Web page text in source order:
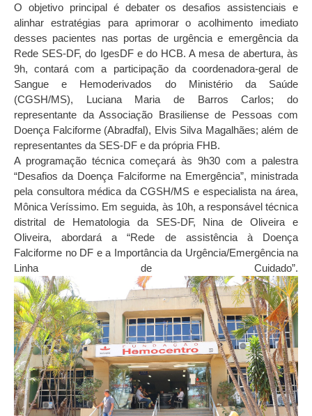
O objetivo principal é debater os desafios assistenciais e
alinhar estratégias para aprimorar o acolhimento imediato
desses pacientes nas portas de urgência e emergência da
Rede SES-DF, do IgesDF e do HCB. A mesa de abertura, às
9h, contará com a participação da coordenadora-geral de
Sangue e Hemoderivados do Ministério da Saúde
(CGSH/MS), Luciana Maria de Barros Carlos; do
representante da Associação Brasiliense de Pessoas com
Doença Falciforme (Abradfal), Elvis Silva Magalhães; além de
representantes da SES-DF e da própria FHB.
A programação técnica começará às 9h30 com a palestra
“Desafios da Doença Falciforme na Emergência”, ministrada
pela consultora médica da CGSH/MS e especialista na área,
Mônica Veríssimo. Em seguida, às 10h, a responsável técnica
distrital de Hematologia da SES-DF, Nina de Oliveira e
Oliveira, abordará a “Rede de assistência à Doença
Falciforme no DF e a Importância da Urgência/Emergência na
Linha de Cuidado”.